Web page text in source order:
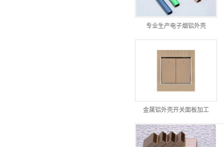
专业生产电子烟铝外壳
金属铝外壳开关面板加工